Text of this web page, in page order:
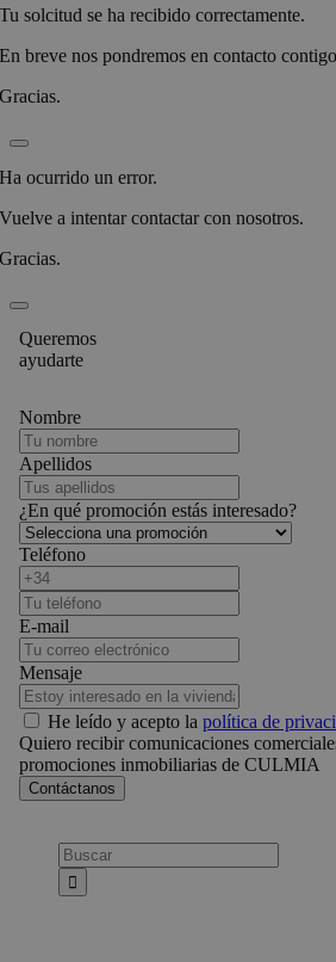
Tu solcitud se ha recibido correctamente.
En breve nos pondremos en contacto
Gracias.
Ha ocurrido un error.
Vuelve a intentar contactar con nosotros.
Gracias.
Queremos
ayudarte
Nombre
Apellidos
¿En qué promoción estás interesado?
Teléfono
E-mail
Mensaje
He leído y acepto la política de
Quiero recibir comunicaciones
promociones inmobiliarias de CULMIA
Busca: